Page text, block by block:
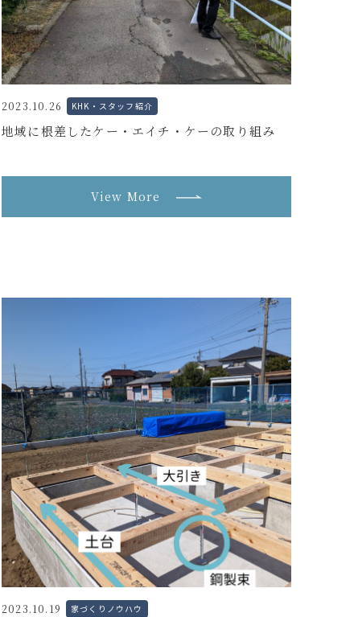
2023.10.26 KHK・スタッフ紹介
地域に根差したケー・エイチ・ケーの取り組み
View More
2023.10.19 家づくりノウハウ